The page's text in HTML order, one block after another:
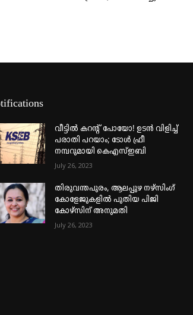
വീട്ടില്‍ കറന്റ് പോയോ! ഉടന്‍ വിളിച്ച്
പരാതി പറയാം; ടോള്‍ ഫ്രീ
നമ്പറുമായി കെഎസ്ഇബി
July 26, 2023
തിരുവന്തപുരം, ആലപ്പുഴ നഴ്‌സിംഗ്
കോളേജുകളില്‍ പുതിയ പിജി
കോഴ്‌സിന് അനുമതി
July 26, 2023